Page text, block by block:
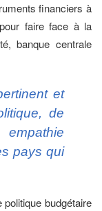
financiers à
faire face à la
banque centrale
et
de
pays qui
budgétaire